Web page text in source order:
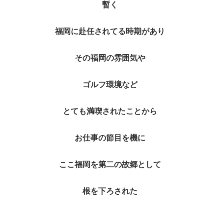
暫く
福岡に赴任されてる時期があり
その福岡の雰囲気や
ゴルフ環境など
とても満喫されたことから
お仕事の節目を機に
ここ福岡を第二の故郷として
根を下ろされた